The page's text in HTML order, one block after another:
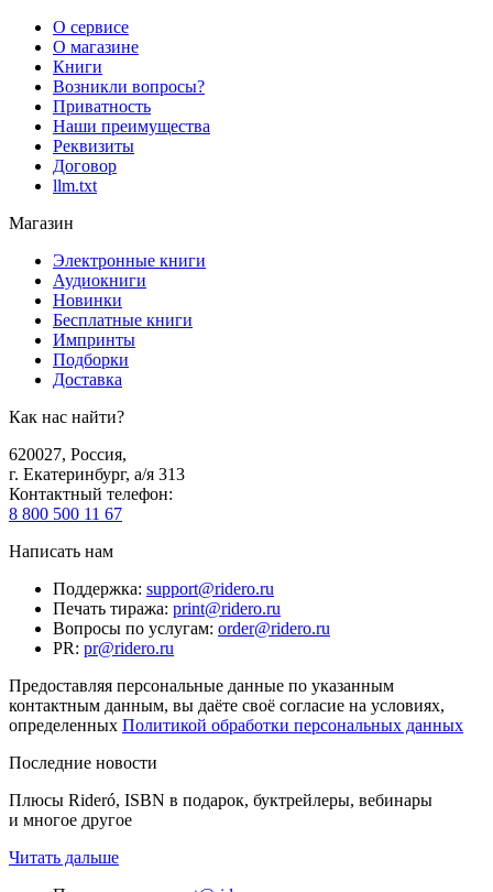
О сервисе
О магазине
Книги
Возникли вопросы?
Приватность
Наши преимущества
Реквизиты
Договор
llm.txt
Магазин
Электронные книги
Аудиокниги
Новинки
Бесплатные книги
Импринты
Подборки
Доставка
Как нас найти?
620027, Россия,
г. Екатеринбург, а/я 313
Контактный телефон:
8 800 500 11 67
Написать нам
Поддержка: support@ridero.ru
Печать тиража: print@ridero.ru
Вопросы по услугам: order@ridero.ru
PR: pr@ridero.ru
Предоставляя персональные данные по указанным
контактным данным, вы даёте своё согласие на условиях,
определенных Политикой обработки персональных данных
Последние новости
Плюсы Rideró, ISBN в подарок, буктрейлеры, вебинары
и многое другое
Читать дальше